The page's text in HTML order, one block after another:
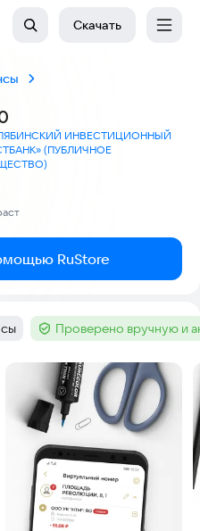
Скачать
ИНВЕСТИЦИОННЫЙ
(ПУБЛИЧНОЕ
RuStore
Тег :Проверено вручную и